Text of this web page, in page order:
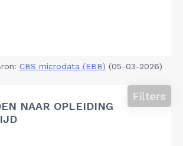
CBS microdata (EBB) (05-03-2026)
NAAR OPLEIDING
Filters